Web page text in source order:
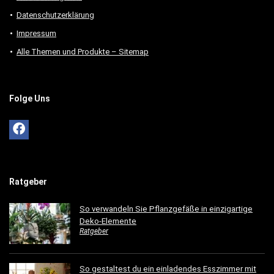
Datenschutzerklärung
Impressum
Alle Themen und Produkte – Sitemap
Folge Uns
Ratgeber
So verwandeln Sie Pflanzgefäße in einzigartige
Deko-Elemente
Ratgeber
So gestaltest du ein einladendes Esszimmer mit